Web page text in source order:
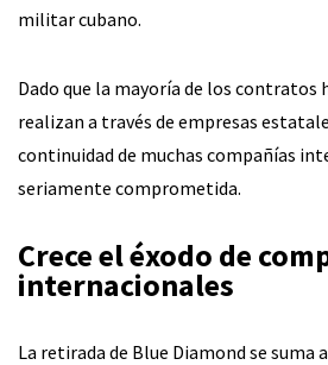
militar cubano.
Dado que la mayoría de los contratos
realizan a través de empresas
continuidad de muchas compañías
seriamente comprometida.
Crece el éxodo de
internacionales
La retirada de Blue Diamond se suma